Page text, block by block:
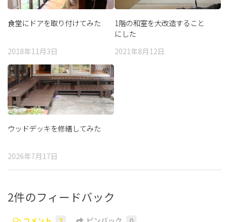
食堂にドアを取り付けてみた
2018年11月3日
1階の和室を大改造すること
にした
2021年8月12日
ウッドデッキを修繕してみた
2026年7月17日
2件のフィードバック